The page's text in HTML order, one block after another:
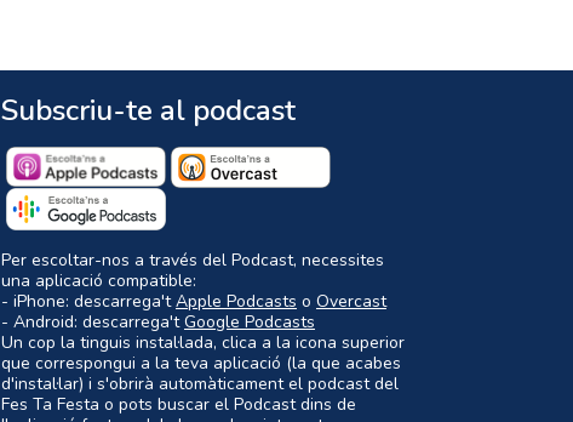
Subscriu-te al podcast
Per escoltar-nos a través del Podcast, necessites
una aplicació compatible:
- iPhone: descarrega'tApple Podcasts o Overcast
- Android: descarrega'tGoogle Podcasts
Un cop la tinguis instal·lada, clica a la icona superior
que correspongui a la teva aplicació (la que acabes
d'instal·lar) i s'obrirà automàticament el podcast del
Fes Ta Festa o pots buscar el Podcast dins de